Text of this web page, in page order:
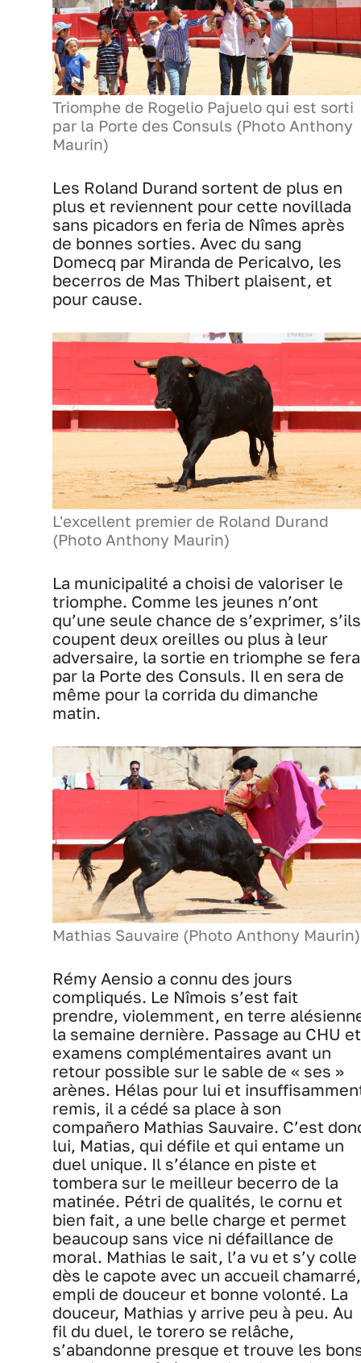
Triomphe de Rogelio Pajuelo qui est sorti
par la Porte des Consuls (Photo Anthony
Maurin)
Les Roland Durand sortent de plus en
plus et reviennent pour cette novillada
sans picadors en feria de Nîmes après
de bonnes sorties. Avec du sang
Domecq par Miranda de Pericalvo, les
becerros de Mas Thibert plaisent, et
pour cause.
L'excellent premier de Roland Durand
(Photo Anthony Maurin)
La municipalité a choisi de valoriser le
triomphe. Comme les jeunes n’ont
qu’une seule chance de s’exprimer, s’ils
coupent deux oreilles ou plus à leur
adversaire, la sortie en triomphe se fera
par la Porte des Consuls. Il en sera de
même pour la corrida du dimanche
matin.
Mathias Sauvaire (Photo Anthony Maurin)
Rémy Aensio a connu des jours
compliqués. Le Nîmois s’est fait
prendre, violemment, en terre
la semaine dernière. Passage au CHU et
examens complémentaires avant un
retour possible sur le sable de « ses »
arènes. Hélas pour lui et
remis, il a cédé sa place à son
compañero Mathias Sauvaire. C’est
lui, Matias, qui défile et qui entame un
duel unique. Il s’élance en piste et
tombera sur le meilleur becerro de la
matinée. Pétri de qualités, le cornu et
bien fait, a une belle charge et permet
beaucoup sans vice ni défaillance de
moral. Mathias le sait, l’a vu et s’y colle
dès le capote avec un accueil chamarré,
empli de douceur et bonne volonté. La
douceur, Mathias y arrive peu à peu. Au
fil du duel, le torero se relâche,
s’abandonne presque et trouve les